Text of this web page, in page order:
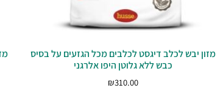
מזון יבש לכלב דיגסט לכלבים מכל הגזעים על בסיס
כבש ללא גלוטן היפו אלרגני
₪310.00